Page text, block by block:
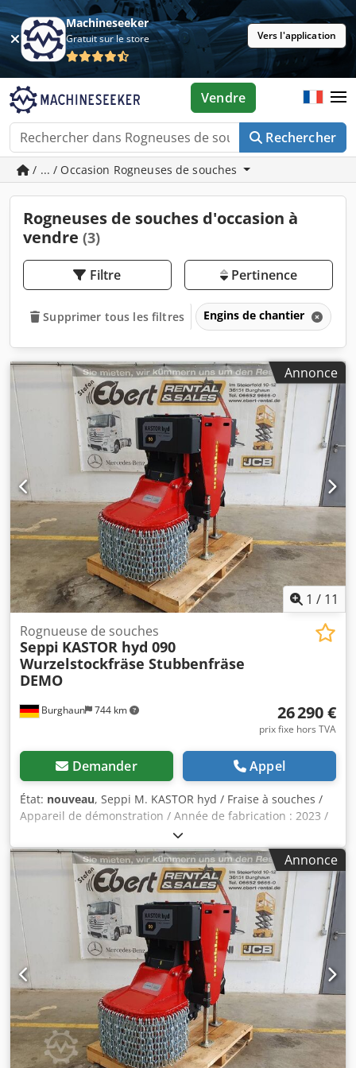
Machineseeker
Gratuit sur le store Vers l'application
Rechercher
Vendre
/ ... / Occasion Rogneuses de souches
Rogneuses de souches d'occasion à
vendre (3)
Filtre Pertinence
Supprimer tous les filtres Engins de chantier
Annonce
1 / 11
Burghaun 744 km
Rognueuse de souches
Seppi KASTOR hyd 090
Wurzelstockfräse Stubbenfräse
DEMO
26 290 €
prix fixe hors TVA
Demander Appel
État: nouveau, Seppi M. KASTOR hyd / Fraise à souches /
Appareil de démonstration / Année de fabrication : 2023 /
En stock et disponible immédiatement Prix : 26 290,00 € HT
/ 31 285,10 € TTC - Largeur de la fraise : 0,11 m - Diamètre
de la fraise : 0,90 m - Largeur totale : 0,88 m - Profondeur :
1,80 m - Hauteur : 1,30 m - Poids : 868 kg - Fraise à souches
pour montage sur pelle mécanique - Pour l’élimination de
souches et de troncs d’arbres - Fraise les souches et les
troncs d’arbres jusqu’à 50 cm de profondeur - Pour pelles
mécaniques de t - Pour montage sur différentes plaques
de fixation - Entraînement prévu pour moteur hydraulique
en fonction du débit du véhicule porteur - Entraînement
indirect à double courroie trapézoïdale avec 2 courroies
trapézoïdales - Capot réglable hydrauliquement -
Protection par double chaîne - Rotor avec 50 outils fixes en
carbure de tungstène - Couleur : rouge RAL3020 /
Annonce